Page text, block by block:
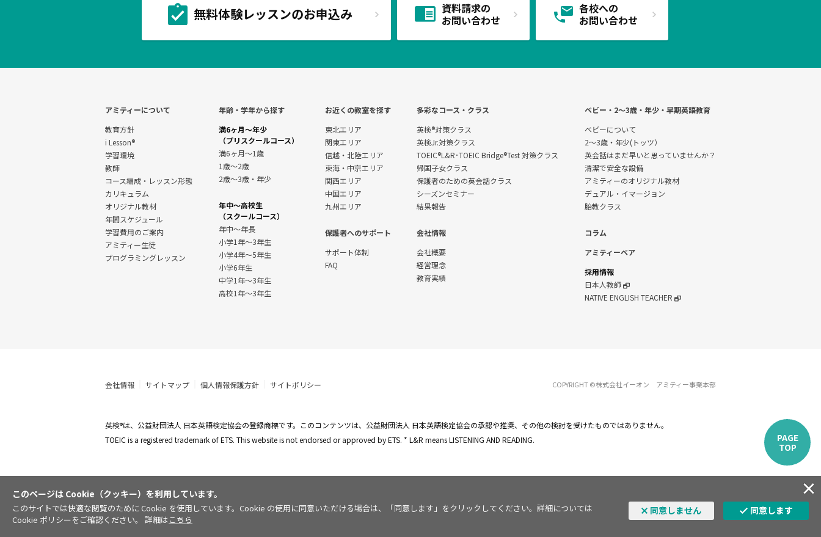
このページは Cookie（クッキー）を利用しています。
このサイトでは快適な閲覧のために Cookie を使用しています。Cookie の使用に同意いただける場合は、「同意します」をクリックしてください。詳細については
Cookie ポリシーをご確認ください。 詳細はこちら
同意しません 同意します
無料体験レッスンのお申込み
資料請求の
お問い合わせ
各校への
お問い合わせ
PAGE
TOP
アミティーについて
教育方針
i Lesson®
学習環境
教師
コース編成・レッスン形態
カリキュラム
オリジナル教材
年間スケジュール
学習費用のご案内
アミティー生徒
プログラミングレッスン
年齢・学年から探す
満6ヶ月～年少
（プリスクールコース）
満6ヶ月～1歳
1歳～2歳
2歳～3歳・年少
年中～高校生
（スクールコース）
年中～年長
小学1年～3年生
小学4年～5年生
小学6年生
中学1年〜3年生
高校1年〜3年生
お近くの教室を探す
東北エリア
関東エリア
信越・北陸エリア
東海・中京エリア
関西エリア
中国エリア
九州エリア
保護者へのサポート
サポート体制
FAQ
多彩なコース・クラス
英検®対策クラス
英検Jr.対策クラス
TOEIC®L&R･TOEIC Bridge®Test 対策クラス
帰国子女クラス
保護者のための英会話クラス
シーズンセミナー
結果報告
会社情報
会社概要
経営理念
教育実績
ベビー・2〜3歳・年少・早期英語教育
ベビーについて
2～3歳・年少(トッツ）
英会話はまだ早いと思っていませんか？
清潔で安全な設備
アミティーのオリジナル教材
デュアル・イマージョン
胎教クラス
コラム
アミティーベア
採用情報
日本人教師
NATIVE ENGLISH TEACHER
会社情報 サイトマップ 個人情報保護方針 サイトポリシー COPYRIGHT ©株式会社イーオン アミティー事業本部
英検®は、公益財団法人 日本英語検定協会の登録商標です。このコンテンツは、公益財団法人 日本英語検定協会の承認や推奨、その他の検討を受けたものではありません。
TOEIC is a registered trademark of ETS. This website is not endorsed or approved by ETS. * L&R means LISTENING AND READING.